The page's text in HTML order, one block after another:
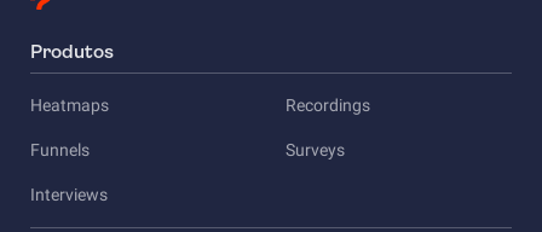
Produtos
Heatmaps Recordings
Funnels Surveys
Interviews